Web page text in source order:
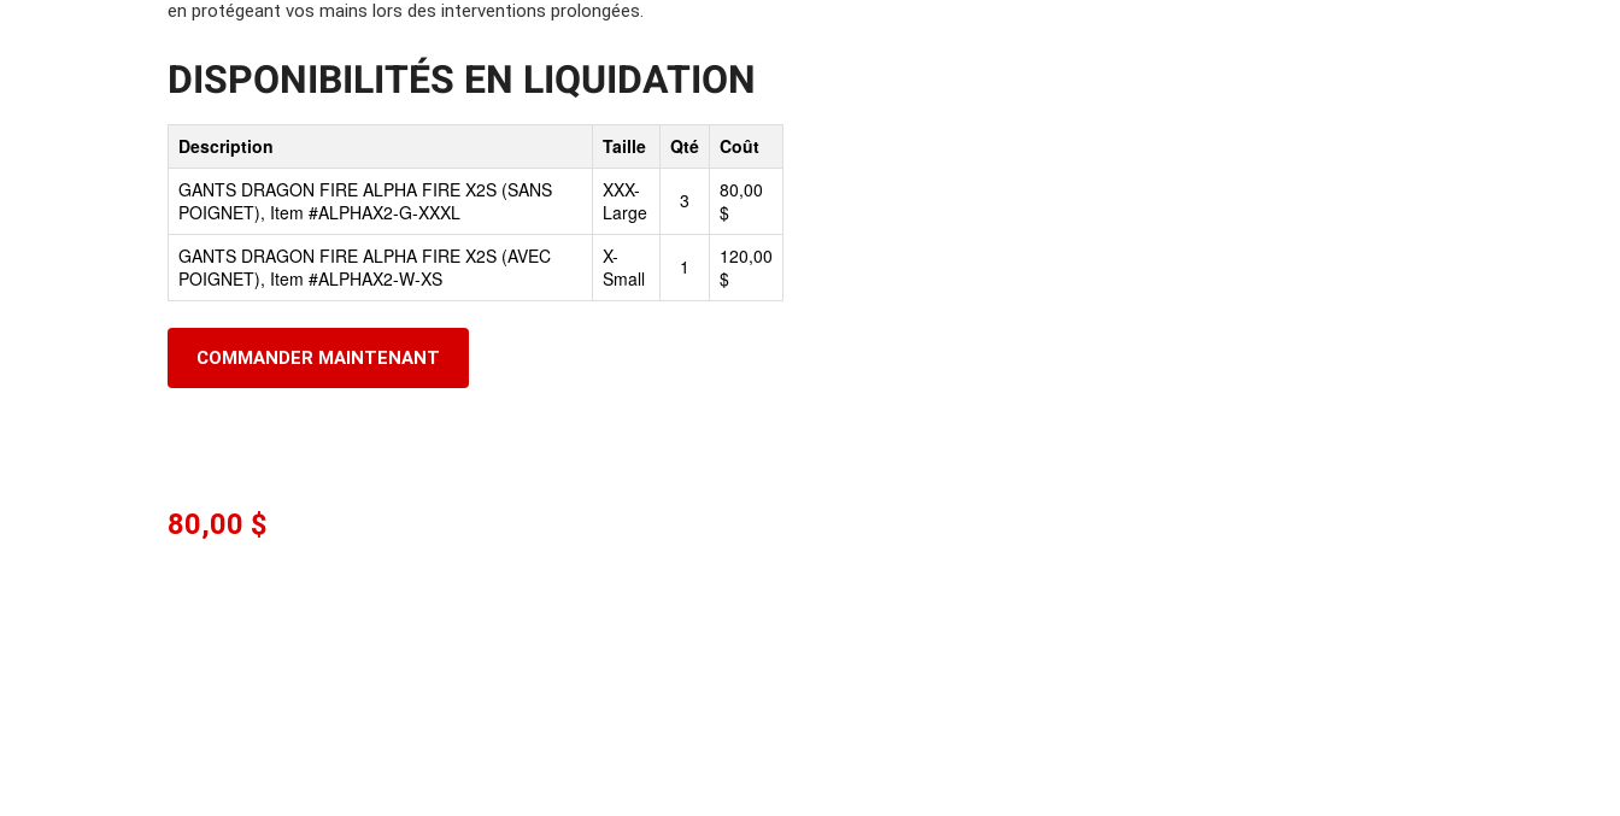
en protégeant vos mains lors des interventions prolongées.
DISPONIBILITÉS EN LIQUIDATION
Description Taille Qté
Coût
GANTS DRAGON FIRE ALPHA FIRE X2S (SANS
POIGNET), Item #ALPHAX2-G-XXXL
XXX-
Large
3
80,00
$
GANTS DRAGON FIRE ALPHA FIRE X2S (AVEC
POIGNET), Item #ALPHAX2-W-XS
X-
Small
1
120,00
$
COMMANDER MAINTENANT
80,00 $